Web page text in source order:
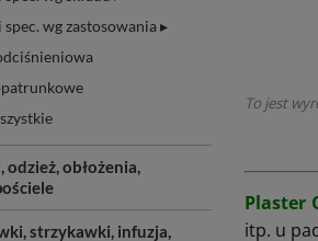
wg zastosowania ▸
odzież, obłożenia,
strzykawki, infuzja,
To jest
Plaster
itp. u